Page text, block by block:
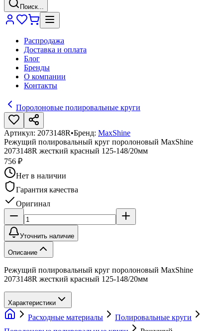
Поиск...
Распродажа
Доставка и оплата
Блог
Бренды
О компании
Контакты
Поролоновые полировальные круги
Артикул: 2073148R•Бренд: MaxShine
Режущий полировальный круг поролоновый MaxShine
2073148R жесткий красный 125-148/20мм
756 ₽
Нет в наличии
Гарантия качества
Оригинал
Уточнить наличие
Описание
Режущий полировальный круг поролоновый MaxShine
2073148R жесткий красный 125-148/20мм
Характеристики
Расходные материалы
Полировальные круги